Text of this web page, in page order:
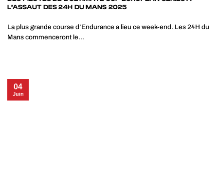
L’ASSAUT DES 24H DU MANS 2025
La plus grande course d’Endurance a lieu ce week-end. Les 24H du
Mans commenceront le...
04
Juin